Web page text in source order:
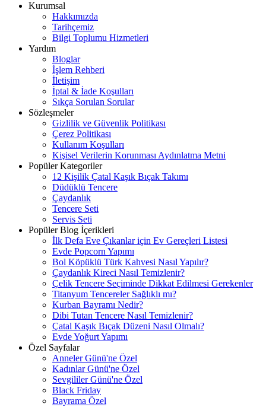
Kurumsal
Hakkımızda
Tarihçemiz
Bilgi Toplumu Hizmetleri
Yardım
Bloglar
İşlem Rehberi
İletişim
İptal & İade Koşulları
Sıkça Sorulan Sorular
Sözleşmeler
Gizlilik ve Güvenlik Politikası
Çerez Politikası
Kullanım Koşulları
Kişisel Verilerin Korunması Aydınlatma Metni
Popüler Kategoriler
12 Kişilik Çatal Kaşık Bıçak Takımı
Düdüklü Tencere
Çaydanlık
Tencere Seti
Servis Seti
Popüler Blog İçerikleri
İlk Defa Eve Çıkanlar için Ev Gereçleri Listesi
Evde Popcorn Yapımı
Bol Köpüklü Türk Kahvesi Nasıl Yapılır?
Çaydanlık Kireci Nasıl Temizlenir?
Çelik Tencere Seçiminde Dikkat Edilmesi Gerekenler
Titanyum Tencereler Sağlıklı mı?
Kurban Bayramı Nedir?
Dibi Tutan Tencere Nasıl Temizlenir?
Çatal Kaşık Bıçak Düzeni Nasıl Olmalı?
Evde Yoğurt Yapımı
Özel Sayfalar
Anneler Günü'ne Özel
Kadınlar Günü'ne Özel
Sevgililer Günü'ne Özel
Black Friday
Bayrama Özel